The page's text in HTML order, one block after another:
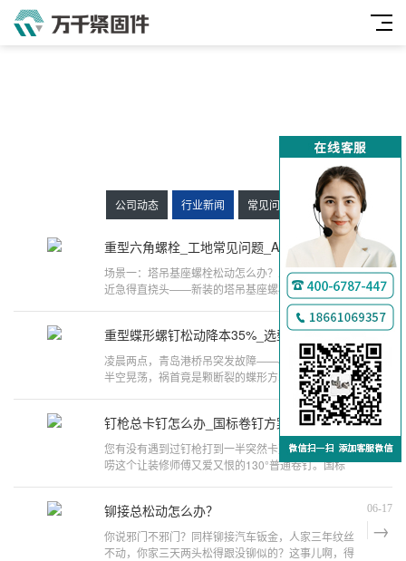
公司动态 行业新闻 常见问题
重型六角螺栓_工地常见问题_ANSI标准解决方案 06-17
​​场景一：塔吊基座螺栓松动怎么办？​​工地上老张头最
近急得直挠头——新装的塔吊基座螺栓才用半个月就
松了。拆开一看，用的根本不是ANSI B18.2.1标准的
重型蝶形螺钉松动降本35%_选型安装_ANSI B18.6.8全攻略 06-17
凌晨两点，青岛港桥吊突发故障——40吨集装箱悬在
半空晃荡，祸首竟是颗断裂的蝶形方翼螺钉。这种标
着ANSI B18.6.8的大家伙，按说能扛住五十万次装卸
钉枪总卡钉怎么办_国标卷钉方案省30%材料费 06-17
您有没有遇到过钉枪打到一半突然卡壳？今儿咱们就
唠这个让装修师傅又爱又恨的130°普通卷钉。国标
铆接总松动怎么办？ 06-17
你说邪门不邪门？同样铆接汽车钣金，人家三年纹丝
不动，你家三天两头松得跟没铆似的？这事儿啊，得